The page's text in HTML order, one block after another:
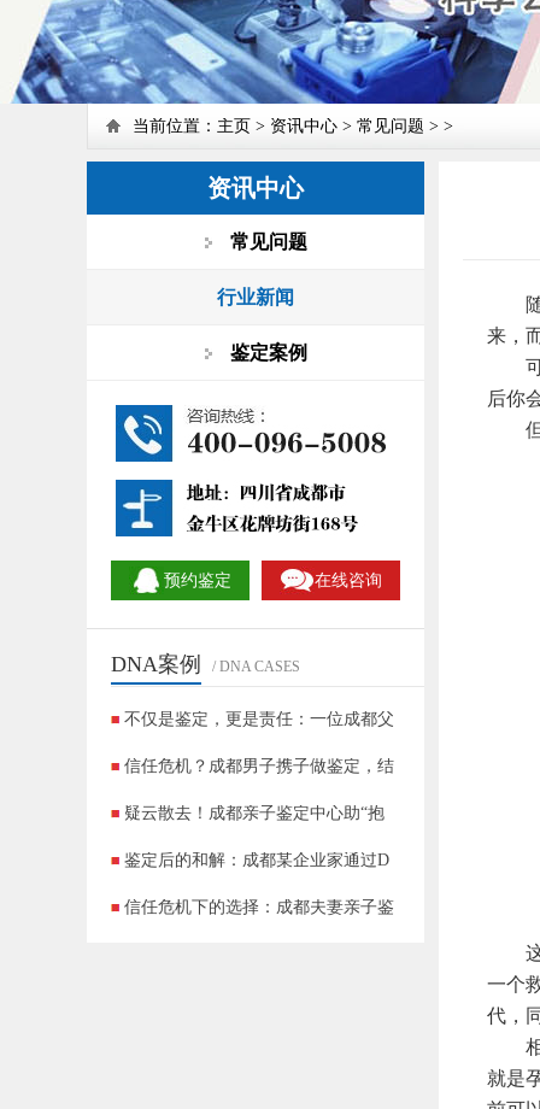
当前位置： 主页 > 资讯中心 > 常见问题 > >
资讯中心
常见问题
行业新闻
鉴定案例
预约鉴定 在线咨询
DNA案例 / DNA CASES
不仅是鉴定，更是责任：一位成都父
信任危机？成都男子携子做鉴定，结
疑云散去！成都亲子鉴定中心助“抱
鉴定后的和解：成都某企业家通过D
信任危机下的选择：成都夫妻亲子鉴
随
来，
可
后你
但
这
一个
代，
相
就是